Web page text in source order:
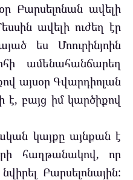
Բարսելոնան ավելի
ավելի ուժեղ էր
ես Մոուրինյոին
ամենահանճարեղ
այսօր Գվարդիոլան
է, բայց իմ կարծիքով
կայքը այնքան է
հաղթանակով, որ
Բարսելոնային: